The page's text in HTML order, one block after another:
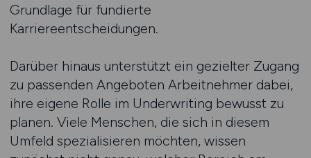
Grundlage für fundierte
Karriereentscheidungen.
Darüber hinaus unterstützt ein gezielter Zugang
zu passenden Angeboten Arbeitnehmer dabei,
ihre eigene Rolle im Underwriting bewusst zu
planen. Viele Menschen, die sich in diesem
Umfeld spezialisieren möchten, wissen